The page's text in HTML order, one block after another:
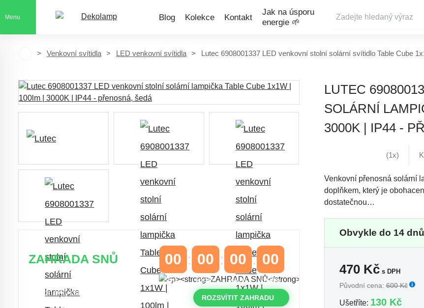
Menu Blog Kolekce Kontakt
Jak na úsporu
energie 🌱
Venkovní svítidla LED venkovní svítidla Lutec 6908001337 LED venkovní stolní solární svítidlo Table Cube
LUTEC
SOLÁRNÍ
3000K | IP44 -
ZAHRADA SNŮ
objednávky nad 10.000 Kč
00
DNY
00
HODINY
00
MINUTY
00
VTEŘINY
ROZSVÍTIT ZAHRADU
(1x)
Venkovní přenosná solární
doplňkem, který je
dostatečnou…
Obvykle do 14 dnů
470Kčs DPH
Původní cena:600 Kč
Ušetříte: 130 Kč